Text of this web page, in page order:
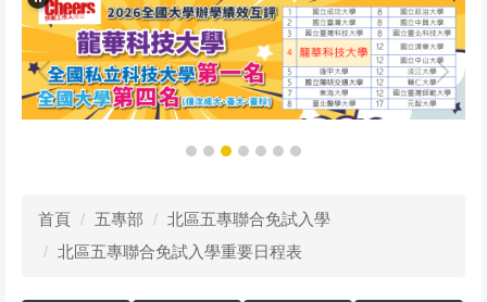
首頁 五專部
北區五專聯合免試入學
北區五專聯合免試入學重要日程表